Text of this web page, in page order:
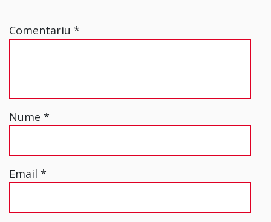
Comentariu *
Nume *
Email *